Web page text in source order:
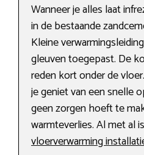
Wanneer je alles laat
in de bestaande
Kleine
gleuven toegepast. De
reden kort onder de
je geniet van een snelle
geen zorgen hoeft te
warmteverlies. Al met al
vloerverwarming